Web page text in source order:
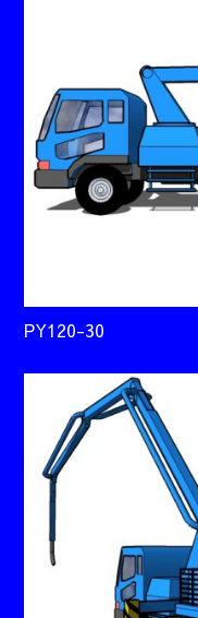
PY120-30